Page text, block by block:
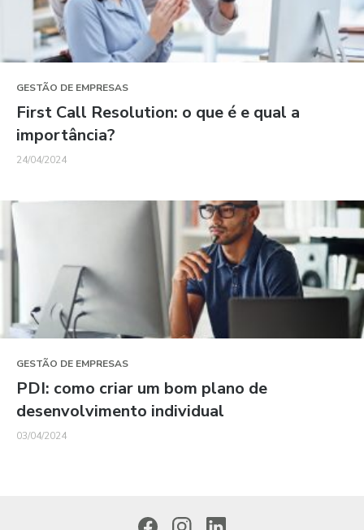
GESTÃO DE EMPRESAS
First Call Resolution: o que é e qual a
importância?
24/04/2024
GESTÃO DE EMPRESAS
PDI: como criar um bom plano de
desenvolvimento individual
03/04/2024